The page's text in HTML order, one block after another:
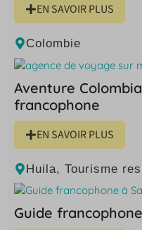
EN SAVOIR PLUS
Colombie
Aventure
francophone
EN SAVOIR PLUS
Huila, Tourisme
Guide